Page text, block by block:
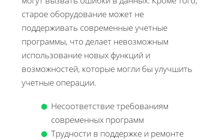
старое оборудование может не
поддерживать современные учетные
программы, что делает невозможным
использование новых функций и
возможностей, которые могли бы улучшить
учетные операции.
Несоответствие требованиям
современных программ
Трудности в поддержке и ремонте